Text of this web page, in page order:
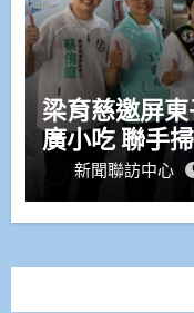
梁育慈邀屏
廣小吃 聯手
新聞聯訪中心